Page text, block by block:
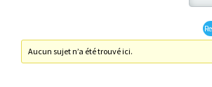
Aucun sujet n’a été trouvé ici.